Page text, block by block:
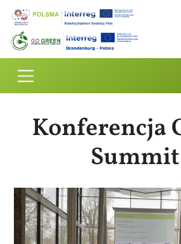
Przejdź do treści
Konferencja
Summit
Obraz